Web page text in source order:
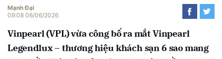
Mạnh Đại
09:08 06/06/2026
Vinpearl (VPL) vừa công bố ra mắt Vinpearl
Legendlux – thương hiệu khách sạn 6 sao mang